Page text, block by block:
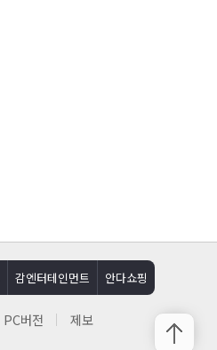
감엔터테인먼트 안다쇼핑
PC버전 제보